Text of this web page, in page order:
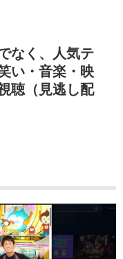
なく、人気テ
い・音楽・映
聴（見逃し配